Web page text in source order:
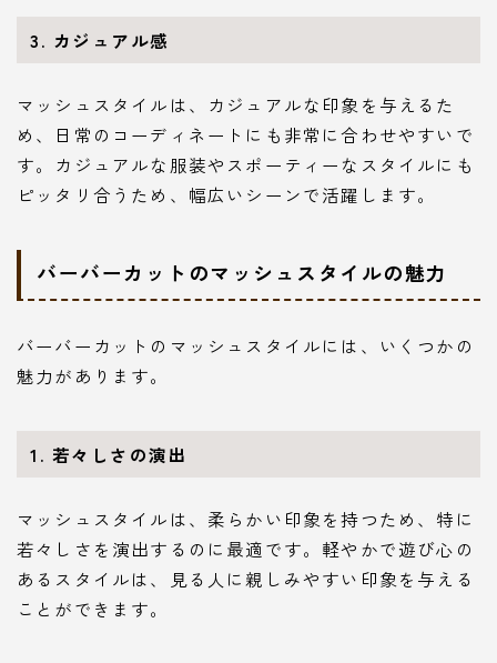
3. カジュアル感
マッシュスタイルは、カジュアルな印象を与えるた
め、日常のコーディネートにも非常に合わせやすいで
す。カジュアルな服装やスポーティーなスタイルにも
ピッタリ合うため、幅広いシーンで活躍します。
バーバーカットのマッシュスタイルの魅力
バーバーカットのマッシュスタイルには、いくつかの
魅力があります。
1. 若々しさの演出
マッシュスタイルは、柔らかい印象を持つため、特に
若々しさを演出するのに最適です。軽やかで遊び心の
あるスタイルは、見る人に親しみやすい印象を与える
ことができます。